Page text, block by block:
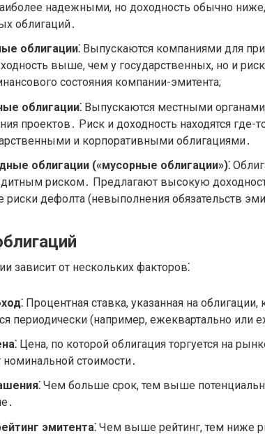
надежными, но доходность обычно
облигаций․
облигации⁚ Выпускаются компаниями для
выше, чем у государственных, но и
состояния компании-эмитента;
облигации⁚ Выпускаются местными
проектов․ Риск и доходность находятся где-
и корпоративными облигациями․
облигации («мусорные облигации»)⁚
риском․ Предлагают высокую
риски дефолта (невыполнения обязательств
зависит от нескольких факторов⁚
Процентная ставка, указанная на облигации,
периодически (например, ежеквартально или
Цена, по которой облигация торгуется на
номинальной стоимости․
Чем больше срок, тем выше
эмитента⁚ Чем выше рейтинг, тем ниже